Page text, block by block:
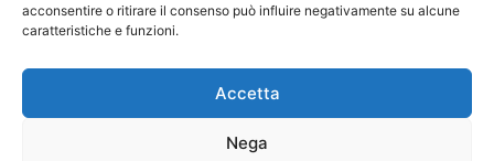
acconsentire o ritirare il consenso può influire negativamente su alcune
caratteristiche e funzioni.
Accetta
Nega
TIME
LOCATION
Cinquale (MS)